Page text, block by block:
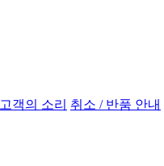
고객의 소리 취소 / 반품 안내